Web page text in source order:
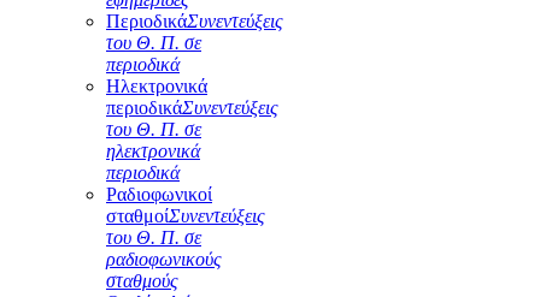
ΠεριοδικάΣυνεντεύξεις
του Θ. Π. σε
περιοδικά
Ηλεκτρονικά
περιοδικάΣυνεντεύξεις
του Θ. Π. σε
ηλεκτρονικά
περιοδικά
Ραδιοφωνικοί
σταθμοίΣυνεντεύξεις
του Θ. Π. σε
ραδιοφωνικούς
σταθμούς